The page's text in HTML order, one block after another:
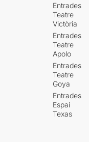
Entrades
Teatre
Victòria
Entrades
Teatre
Apolo
Entrades
Teatre
Goya
Entrades
Espai
Texas